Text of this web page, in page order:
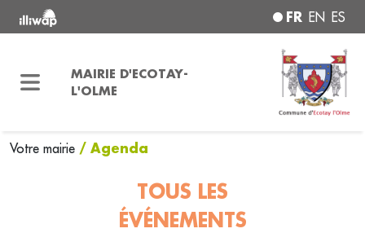
FR EN ES
MAIRIE D'ECOTAY-
L'OLME
Votre mairie / Agenda
TOUS LES
ÉVÉNEMENTS